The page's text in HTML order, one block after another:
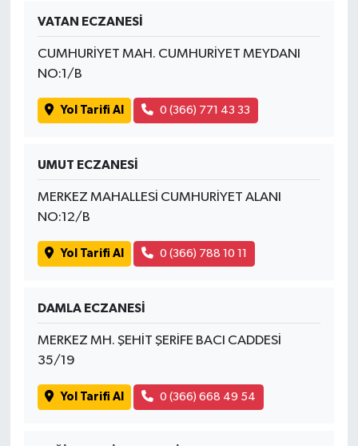
VATAN ECZANESİ
CUMHURİYET MAH. CUMHURİYET MEYDANI
NO:1/B
Yol Tarifi Al 0 (366) 771 43 33
UMUT ECZANESİ
MERKEZ MAHALLESİ CUMHURİYET ALANI
NO:12/B
Yol Tarifi Al 0 (366) 788 10 11
DAMLA ECZANESİ
MERKEZ MH. ŞEHİT ŞERİFE BACI CADDESİ
35/19
Yol Tarifi Al 0 (366) 668 49 54